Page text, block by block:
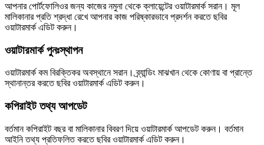
আপনার পোর্টফোলিওর জন্য কাজের নমুনা থেকে ক্লায়েন্টের ওয়াটারমার্ক সরান। মূল
মালিকানার প্রতি শ্রদ্ধা রেখে আপনার কাজ পরিষ্কারভাবে প্রদর্শন করতে ছবির
ওয়াটারমার্ক এডিট করুন।
ওয়াটারমার্ক পুনঃস্থাপন
ওয়াটারমার্ক কম বিরক্তিকর অবস্থানে সরান। ব্র্যান্ডিং মাঝখান থেকে কোণায় বা প্রান্তে
স্থানান্তর করতে ছবির ওয়াটারমার্ক এডিট করুন।
কপিরাইট তথ্য আপডেট
বর্তমান কপিরাইট বছর বা মালিকানার বিবরণ দিয়ে ওয়াটারমার্ক আপডেট করুন। বর্তমান
আইনি তথ্য প্রতিফলিত করতে ছবির ওয়াটারমার্ক এডিট করুন।